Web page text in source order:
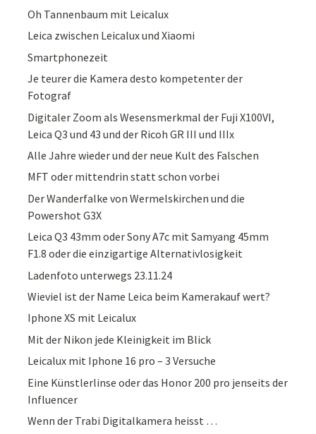
Oh Tannenbaum mit Leicalux
Leica zwischen Leicalux und Xiaomi
Smartphonezeit
Je teurer die Kamera desto kompetenter der
Fotograf
Digitaler Zoom als Wesensmerkmal der Fuji X100VI,
Leica Q3 und 43 und der Ricoh GR III und IIIx
Alle Jahre wieder und der neue Kult des Falschen
MFT oder mittendrin statt schon vorbei
Der Wanderfalke von Wermelskirchen und die
Powershot G3X
Leica Q3 43mm oder Sony A7c mit Samyang 45mm
F1.8 oder die einzigartige Alternativlosigkeit
Ladenfoto unterwegs 23.11.24
Wieviel ist der Name Leica beim Kamerakauf wert?
Iphone XS mit Leicalux
Mit der Nikon jede Kleinigkeit im Blick
Leicalux mit Iphone 16 pro – 3 Versuche
Eine Künstlerlinse oder das Honor 200 pro jenseits der
Influencer
Wenn der Trabi Digitalkamera heisst …